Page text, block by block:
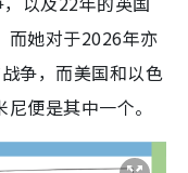
而她对于2026年亦
争，而美国和以色
便是其中一个。